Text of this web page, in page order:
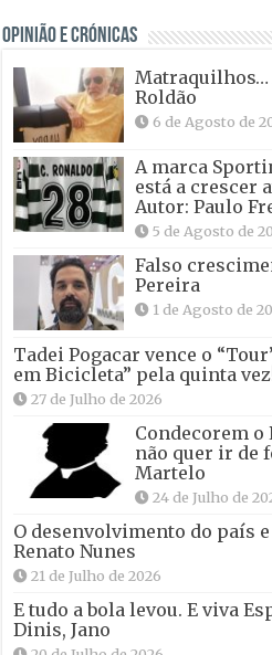
OPINIÃO E CRÓNICAS
Matraquilhos…
Roldão
6 de Agosto de
A marca
está a crescer
Autor: Paulo
5 de Agosto de
Falso
Pereira
1 de Agosto de
Tadei Pogacar vence o
em Bicicleta” pela quinta
27 de Julho de 2026
Condecorem
não quer ir de
Martelo
24 de Julho de
O desenvolvimento do país
Renato Nunes
21 de Julho de 2026
E tudo a bola levou. E viva
Dinis, Jano